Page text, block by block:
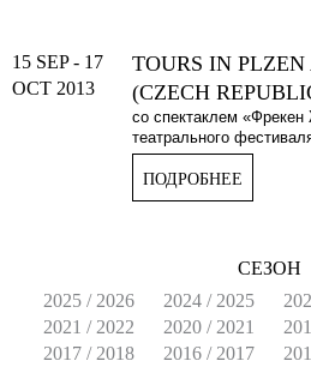
СЕЗОН
2025 / 2026
2024 / 2025
2021 / 2022
2020 / 2021
2017 / 2018
2016 / 2017
15 SEP - 17
OCT 2013
TOURS IN
(CZECH
со спектаклем
театрального
ПОДРОБНЕЕ